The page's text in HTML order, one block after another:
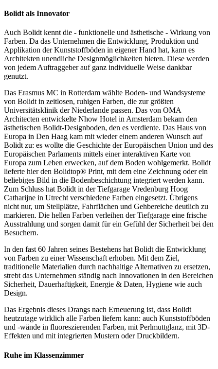
Bolidt als Innovator
Auch Bolidt kennt die - funktionelle und ästhetische - Wirkung von
Farben. Da das Unternehmen die Entwicklung, Produktion und
Applikation der Kunststoffböden in eigener Hand hat, kann es
Architekten unendliche Designmöglichkeiten bieten. Diese werden
von jedem Auftraggeber auf ganz individuelle Weise dankbar
genutzt.
Das Erasmus MC in Rotterdam wählte Boden- und Wandsysteme
von Bolidt in zeitlosen, ruhigen Farben, die zur größten
Universitätsklinik der Niederlande passen. Das von OMA
Architecten entwickelte Nhow Hotel in Amsterdam bekam den
ästhetischen Bolidt-Designboden, den es verdiente. Das Haus von
Europa in Den Haag kam mit wieder einem anderen Wunsch auf
Bolidt zu: es wollte die Geschichte der Europäischen Union und des
Europäischen Parlaments mittels einer interaktiven Karte von
Europa zum Leben erwecken, auf dem Boden wohlgemerkt. Bolidt
lieferte hier den Bolidtop® Print, mit dem eine Zeichnung oder ein
beliebiges Bild in die Bodenbeschichtung integriert werden kann.
Zum Schluss hat Bolidt in der Tiefgarage Vredenburg Hoog
Catharijne in Utrecht verschiedene Farben eingesetzt. Übrigens
nicht nur, um Stellplätze, Fahrflächen und Gehbereiche deutlich zu
markieren. Die hellen Farben verleihen der Tiefgarage eine frische
Ausstrahlung und sorgen damit für ein Gefühl der Sicherheit bei den
Besuchern.
In den fast 60 Jahren seines Bestehens hat Bolidt die Entwicklung
von Farben zu einer Wissenschaft erhoben. Mit dem Ziel,
traditionelle Materialien durch nachhaltige Alternativen zu ersetzen,
strebt das Unternehmen ständig nach Innovationen in den Bereichen
Sicherheit, Dauerhaftigkeit, Energie & Daten, Hygiene wie auch
Design.
Das Ergebnis dieses Drangs nach Erneuerung ist, dass Bolidt
heutzutage wirklich alle Farben liefern kann: auch Kunststoffböden
und -wände in fluoreszierenden Farben, mit Perlmuttglanz, mit 3D-
Effekten und mit integrierten Mustern oder Druckbildern.
Ruhe im Klassenzimmer